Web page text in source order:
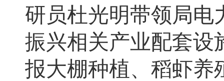
研员杜光明带领局电
振兴相关产业配套设
报大棚种植、稻虾养